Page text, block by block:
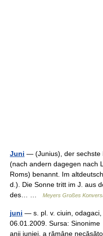
Juni — (Junius), der sechste
(nach andern dagegen nach
Roms) benannt. Im
d.). Die Sonne tritt im J. aus
des… …
Meyers Großes
juni — s. pl. v. ciuin, odagaci,
06.01.2009. Sursa:
anii juniei, a rămâne